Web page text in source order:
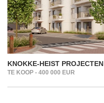
KNOKKE-HEIST PROJECTEN
TE KOOP - 400 000 EUR